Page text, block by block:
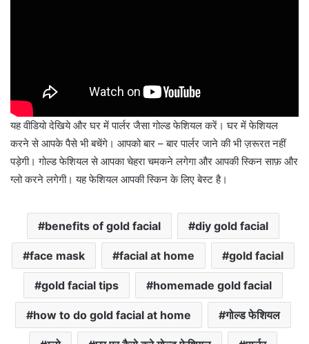
यह वीडियो देखिये और घर में पार्लर जैसा गोल्ड फेशियल करें। घर में फेशियल
करने से आपके पैसे भी बचेंगे। आपको बार – बार पार्लर जाने की भी ज़रूरत नहीं
पड़ेगी। गोल्ड फेशियल से आपका चेहरा चमकने लगेगा और आपकी स्किन साफ़ और
ग्लो करने लगेगी। यह फेशियल आपकी स्किन के लिए बेस्ट है।
benefits of gold facial diy gold facial
face mask facial at home gold facial
gold facial tips homemade gold facial
how to do gold facial at home गोल्ड फेशियल